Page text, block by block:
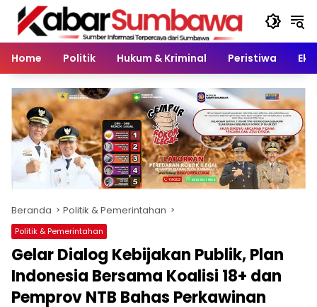
Langsung
konten
Home
Politik Hukum & Kriminal Peristiwa
Beranda Politik & Pemerintahan
Politik & Pemerintahan
Gelar Dialog Kebijakan Publik, Plan
Indonesia Bersama Koalisi 18+ dan
Pemprov NTB Bahas Perkawinan